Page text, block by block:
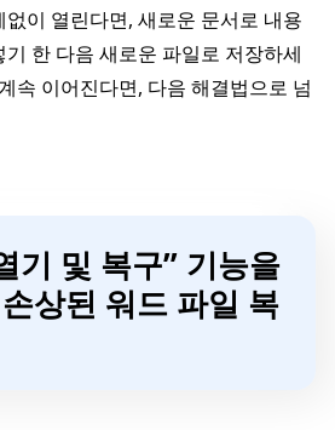
이 열린다면, 새로운 문서로 내용
한 다음 새로운 파일로 저장하세
속 이어진다면, 다음 해결법으로 넘
기 및 복구” 기능을
상된 워드 파일 복